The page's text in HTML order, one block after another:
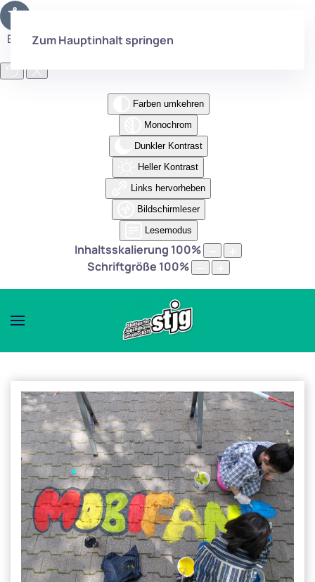
Eingabehilfen öffnen
Farben umkehren
Monochrom
Dunkler Kontrast
Heller Kontrast
Links hervorheben
Bildschirmleser
Lesemodus
Inhaltsskalierung 100%
Schriftgröße 100%
Zum Hauptinhalt springen